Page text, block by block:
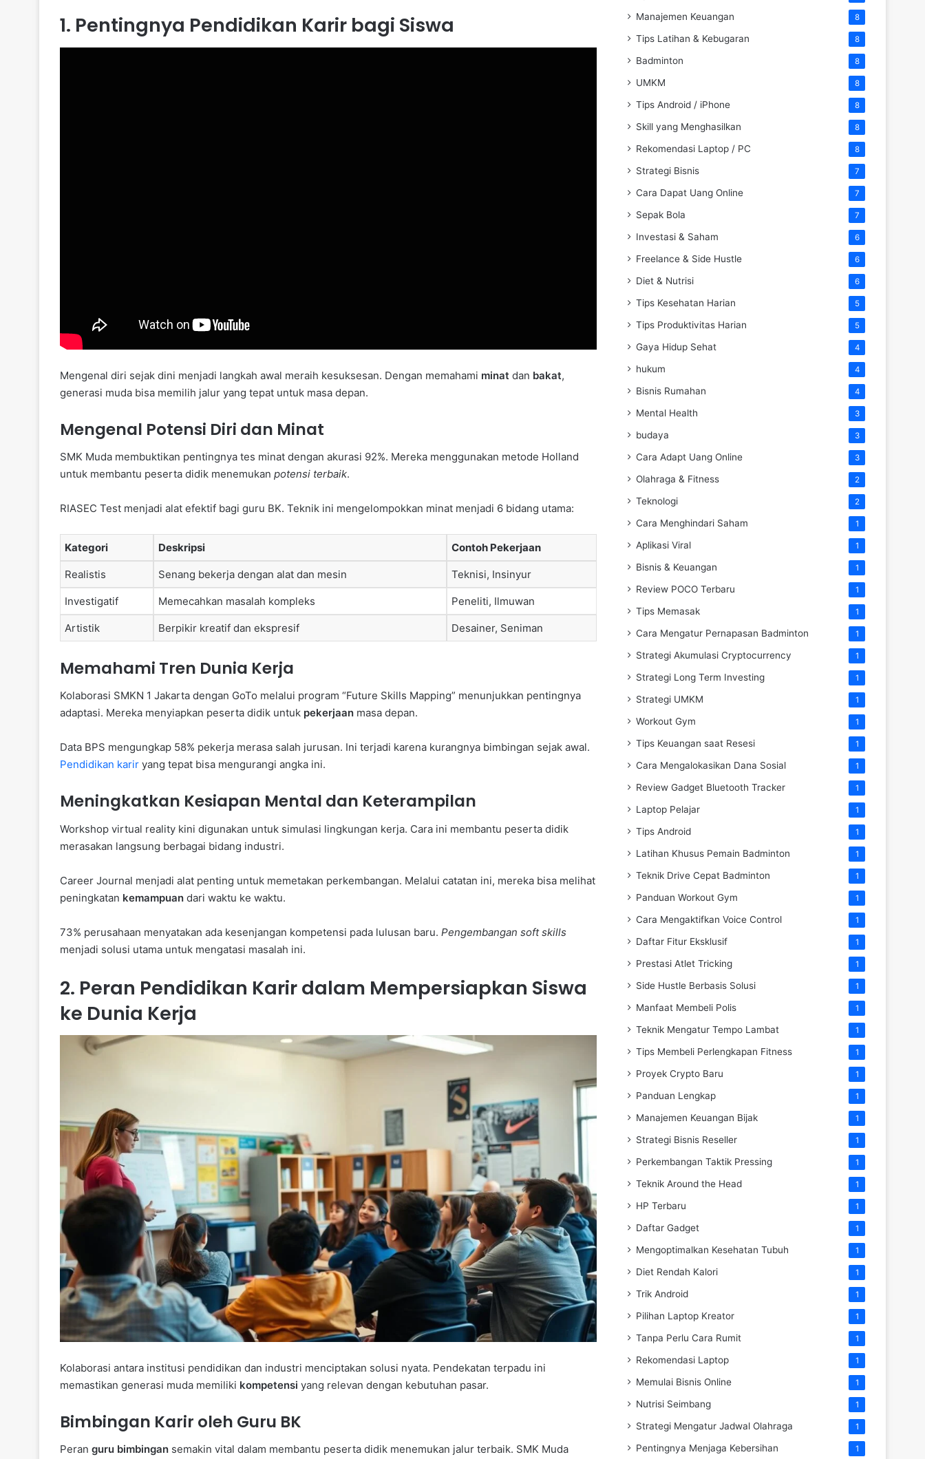
1. Pentingnya Pendidikan Karir bagi Siswa
Mengenal diri sejak dini menjadi langkah awal meraih kesuksesan. Dengan memahami minat dan bakat,
generasi muda bisa memilih jalur yang tepat untuk masa depan.
Mengenal Potensi Diri dan Minat
SMK Muda membuktikan pentingnya tes minat dengan akurasi 92%. Mereka menggunakan metode Holland
untuk membantu peserta didik menemukan potensi terbaik.
RIASEC Test menjadi alat efektif bagi guru BK. Teknik ini mengelompokkan minat menjadi 6 bidang utama:
Kategori Deskripsi Contoh Pekerjaan
Realistis Senang bekerja dengan alat dan mesin Teknisi, Insinyur
Investigatif Memecahkan masalah kompleks Peneliti, Ilmuwan
Artistik Berpikir kreatif dan ekspresif Desainer, Seniman
Memahami Tren Dunia Kerja
Kolaborasi SMKN 1 Jakarta dengan GoTo melalui program “Future Skills Mapping” menunjukkan pentingnya
adaptasi. Mereka menyiapkan peserta didik untuk pekerjaan masa depan.
Data BPS mengungkap 58% pekerja merasa salah jurusan. Ini terjadi karena kurangnya bimbingan sejak awal.
Pendidikan karir yang tepat bisa mengurangi angka ini.
Meningkatkan Kesiapan Mental dan Keterampilan
Workshop virtual reality kini digunakan untuk simulasi lingkungan kerja. Cara ini membantu peserta didik
merasakan langsung berbagai bidang industri.
Career Journal menjadi alat penting untuk memetakan perkembangan. Melalui catatan ini, mereka bisa melihat
peningkatan kemampuan dari waktu ke waktu.
73% perusahaan menyatakan ada kesenjangan kompetensi pada lulusan baru. Pengembangan soft skills
menjadi solusi utama untuk mengatasi masalah ini.
2. Peran Pendidikan Karir dalam Mempersiapkan Siswa
ke Dunia Kerja
Kolaborasi antara institusi pendidikan dan industri menciptakan solusi nyata. Pendekatan terpadu ini
memastikan generasi muda memiliki kompetensi yang relevan dengan kebutuhan pasar.
Bimbingan Karir oleh Guru BK
Peran guru bimbingan semakin vital dalam membantu peserta didik menemukan jalur terbaik. SMK Muda
Manajemen Keuangan 8
Tips Latihan & Kebugaran 8
Badminton 8
UMKM 8
Tips Android / iPhone 8
Skill yang Menghasilkan 8
Rekomendasi Laptop / PC 8
Strategi Bisnis 7
Cara Dapat Uang Online 7
Sepak Bola 7
Investasi & Saham 6
Freelance & Side Hustle 6
Diet & Nutrisi 6
Tips Kesehatan Harian 5
Tips Produktivitas Harian 5
Gaya Hidup Sehat 4
hukum 4
Bisnis Rumahan 4
Mental Health 3
budaya 3
Cara Adapt Uang Online 3
Olahraga & Fitness 2
Teknologi 2
Cara Menghindari Saham 1
Aplikasi Viral 1
Bisnis & Keuangan 1
Review POCO Terbaru 1
Tips Memasak 1
Cara Mengatur Pernapasan Badminton 1
Strategi Akumulasi Cryptocurrency 1
Strategi Long Term Investing 1
Strategi UMKM 1
Workout Gym 1
Tips Keuangan saat Resesi 1
Cara Mengalokasikan Dana Sosial 1
Review Gadget Bluetooth Tracker 1
Laptop Pelajar 1
Tips Android 1
Latihan Khusus Pemain Badminton 1
Teknik Drive Cepat Badminton 1
Panduan Workout Gym 1
Cara Mengaktifkan Voice Control 1
Daftar Fitur Eksklusif 1
Prestasi Atlet Tricking 1
Side Hustle Berbasis Solusi 1
Manfaat Membeli Polis 1
Teknik Mengatur Tempo Lambat 1
Tips Membeli Perlengkapan Fitness 1
Proyek Crypto Baru 1
Panduan Lengkap 1
Manajemen Keuangan Bijak 1
Strategi Bisnis Reseller 1
Perkembangan Taktik Pressing 1
Teknik Around the Head 1
HP Terbaru 1
Daftar Gadget 1
Mengoptimalkan Kesehatan Tubuh 1
Diet Rendah Kalori 1
Trik Android 1
Pilihan Laptop Kreator 1
Tanpa Perlu Cara Rumit 1
Rekomendasi Laptop 1
Memulai Bisnis Online 1
Nutrisi Seimbang 1
Strategi Mengatur Jadwal Olahraga 1
Pentingnya Menjaga Kebersihan 1